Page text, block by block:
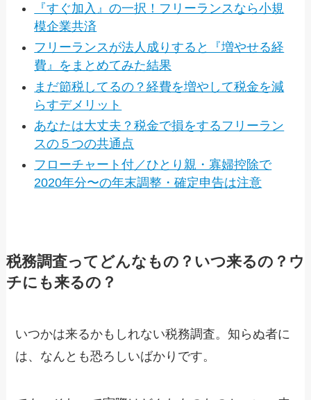
『すぐ加入』の一択！フリーランスなら小規
模企業共済
フリーランスが法人成りすると『増やせる経
費』をまとめてみた結果
まだ節税してるの？経費を増やして税金を減
らすデメリット
あなたは大丈夫？税金で損をするフリーラン
スの５つの共通点
フローチャート付／ひとり親・寡婦控除で
2020年分〜の年末調整・確定申告は注意
税務調査ってどんなもの？いつ来るの？ウ
チにも来るの？
いつかは来るかもしれない税務調査。知らぬ者に
は、なんとも恐ろしいばかりです。